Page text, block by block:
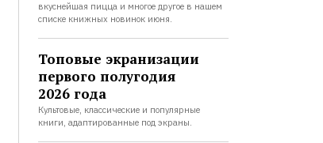
вкуснейшая пицца и многое другое в нашем
списке книжных новинок июня.
Топовые экранизации
первого полугодия
2026 года
Культовые, классические и популярные
книги, адаптированные под экраны.